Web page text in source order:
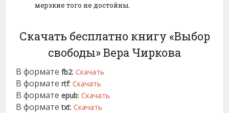
мерзкие того не достойны.
Скачать бесплатно книгу «Выбор
свободы» Вера Чиркова
В форматеfb2:Скачать
В форматеrtf:Скачать
В форматеepub:Скачать
В форматеtxt:Скачать